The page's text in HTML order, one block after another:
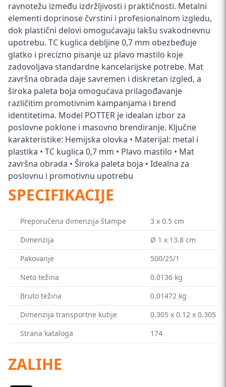
ravnotežu između izdržljivosti i praktičnosti. Metalni
elementi doprinose čvrstini i profesionalnom izgledu,
dok plastični delovi omogućavaju lakšu svakodnevnu
upotrebu. TC kuglica debljine 0,7 mm obezbeđuje
glatko i precizno pisanje uz plavo mastilo koje
zadovoljava standardne kancelarijske potrebe. Mat
završna obrada daje savremen i diskretan izgled, a
široka paleta boja omogućava prilagođavanje
različitim promotivnim kampanjama i brend
identitetima. Model POTTER je idealan izbor za
poslovne poklone i masovno brendiranje. Ključne
karakteristike: Hemijska olovka • Materijal: metal i
plastika • TC kuglica 0,7 mm • Plavo mastilo • Mat
završna obrada • Široka paleta boja • Idealna za
poslovnu i promotivnu upotrebu
SPECIFIKACIJE
Preporučena dimenzija štampe
3 x 0.5 cm
Dimenzija
Ø 1 x 13.8 cm
Pakovanje
500/25/1
Neto težina
0.0136 kg
Bruto težina
0.01472 kg
Dimenzija transportne kutije
0.305 x 0.12 x 0.305 x
Strana kataloga
174
ZALIHE